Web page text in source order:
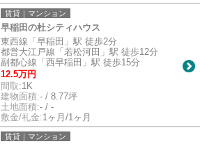
賃貸｜マンション
早稲田の杜シティハウス
東西線「早稲田」駅 徒歩2分
都営大江戸線「若松河田」駅 徒歩12分
副都心線「西早稲田」駅 徒歩15分
12.5万円
間取:1K
建物面積:- / 8.77坪
土地面積:- / -
敷金/礼金:1ヶ月/1ヶ月
賃貸｜マンション